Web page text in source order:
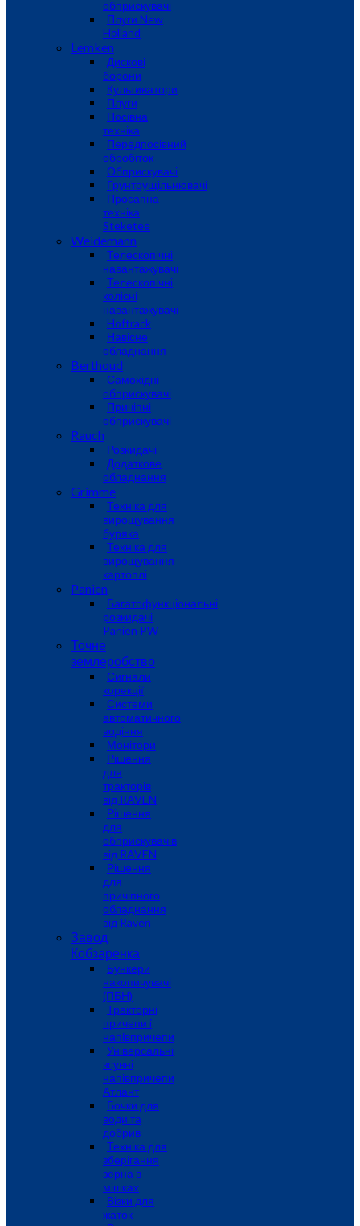
обприскувачі
Плуги New
Holland
Lemken
Дискові
борони
Культиватори
Плуги
Посівна
техніка
Передпосівний
обробіток
Обприскувачі
Грунтоущільнювачі
Просапна
техніка
Steketee
Weidemann
Телескопічні
навантажувачі
Телескопічні
колісні
навантажувачі
Hoftrack
Навісне
обладнання
Berthoud
Самохідні
обприскувачі
Причіпні
обприскувачі
Rauch
Розкидачі
Додаткове
обладнання
Grimme
Техніка для
вирощування
буряка
Техніка для
вирощування
картоплі
Panien
Багатофункціональні
розкидачі
Panien PW
Точне
землеробство
Сигнали
корекції
Системи
автоматичного
водіння
Монітори
Рішення
для
тракторів
від RAVEN
Рішення
для
обприскувачів
від RAVEN
Рішення
для
причіпного
обладнання
від Raven
Завод
Кобзаренка
Бункери
накопичувачі
(ПБН)
Тракторні
причепи i
напiвпричепи
Універсальні
зсувні
напівпричепи
Атлант
Бочки для
води та
добрив
Техніка для
зберігання
зерна в
мішках
Візки для
жаток